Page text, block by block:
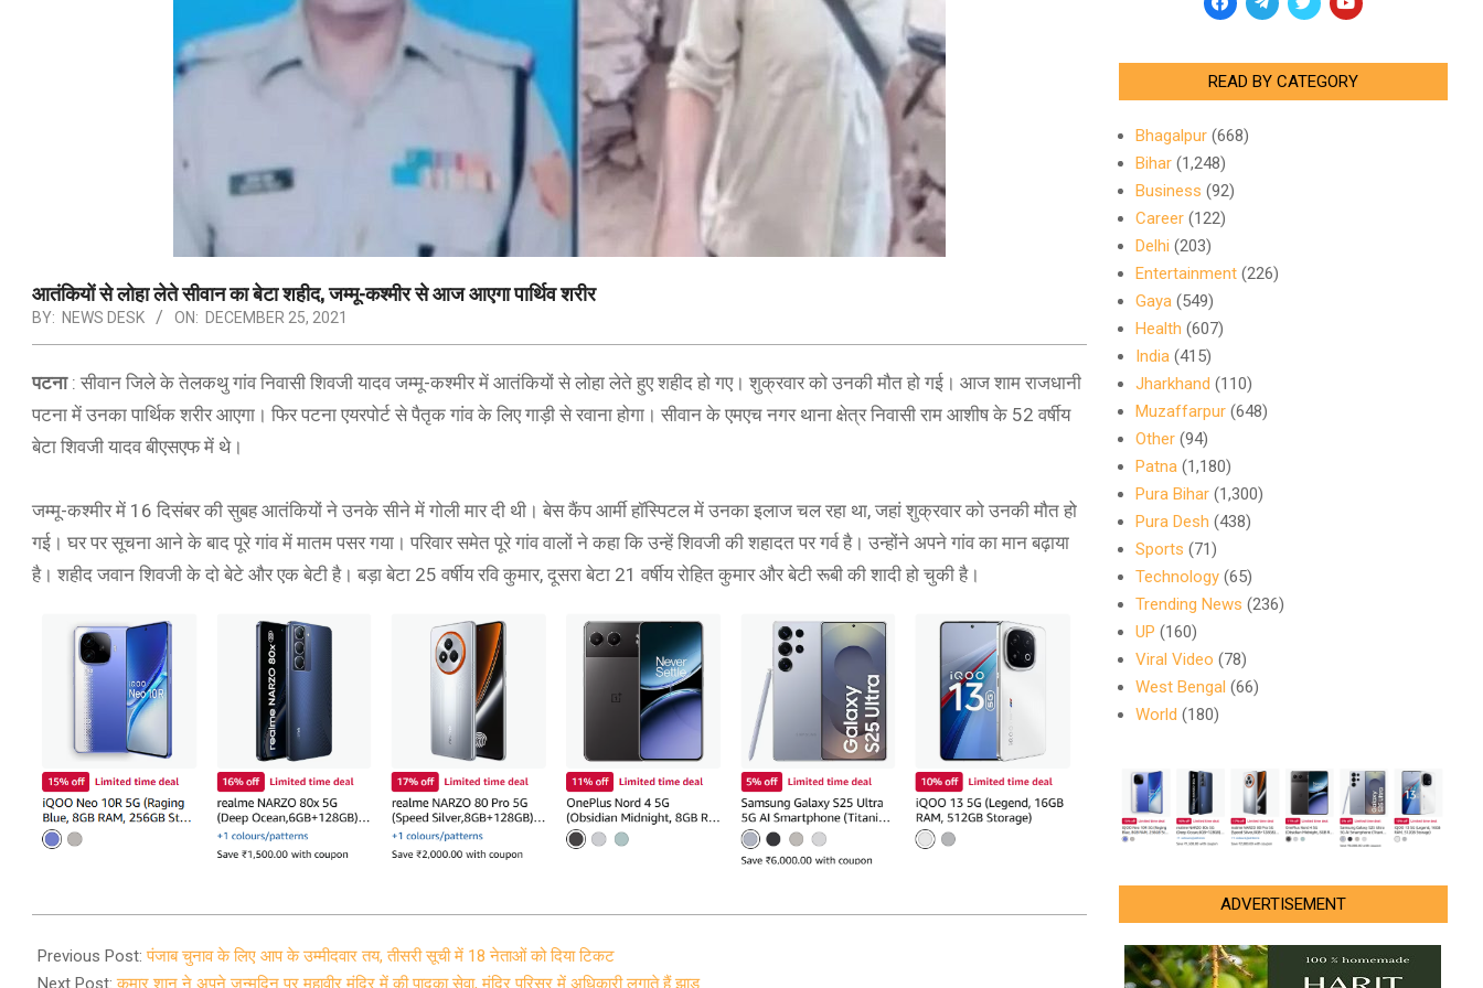
आतंकियों से लोहा लेते सीवान का बेटा शहीद, जम्मू-कश्मीर से आज आएगा पार्थिव शरीर
BY: NEWS DESK ON: DECEMBER 25, 2021
पटना: सीवान जिले के तेलकथु गांव निवासी शिवजी यादव जम्मू-कश्मीर में आतंकियों से लोहा लेते हुए शहीद हो गए। शुक्रवार को उनकी मौत हो गई। आज शाम राजधानी
पटना में उनका पार्थिक शरीर आएगा। फिर पटना एयरपोर्ट से पैतृक गांव के लिए गाड़ी से रवाना होगा। सीवान के एमएच नगर थाना क्षेत्र निवासी राम आशीष के 52 वर्षीय
बेटा शिवजी यादव बीएसएफ में थे।
जम्मू-कश्मीर में 16 दिसंबर की सुबह आतंकियों ने उनके सीने में गोली मार दी थी। बेस कैंप आर्मी हॉस्पिटल में उनका इलाज चल रहा था, जहां शुक्रवार को उनकी मौत हो
गई। घर पर सूचना आने के बाद पूरे गांव में मातम पसर गया। परिवार समेत पूरे गांव वालों ने कहा कि उन्हें शिवजी की शहादत पर गर्व है। उन्होंने अपने गांव का मान बढ़ाया
है। शहीद जवान शिवजी के दो बेटे और एक बेटी है। बड़ा बेटा 25 वर्षीय रवि कुमार, दूसरा बेटा 21 वर्षीय रोहित कुमार और बेटी रूबी की शादी हो चुकी है।
12-
25
Previous Post:पंजाब चुनाव के लिए आप के उम्मीदवार तय, तीसरी सूची में 18 नेताओं को दिया टिकट
Next Post:कुमार शानू ने अपने जन्मदिन पर महावीर मंदिर में की पादुका सेवा, मंदिर परिसर में अधिकारी लगाते हैं झाड़ू
READ BY CATEGORY
Bhagalpur(668)
Bihar(1,248)
Business (92)
Career(122)
Delhi (203)
Entertainment(226)
Gaya(549)
Health (607)
India(415)
Jharkhand (110)
Muzaffarpur(648)
Other(94)
Patna(1,180)
Pura Bihar(1,300)
Pura Desh (438)
Sports (71)
Technology(65)
Trending News (236)
UP (160)
Viral Video (78)
West Bengal (66)
World (180)
ADVERTISEMENT